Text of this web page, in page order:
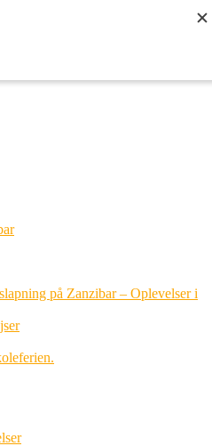
på Zanzibar – Oplevelser i